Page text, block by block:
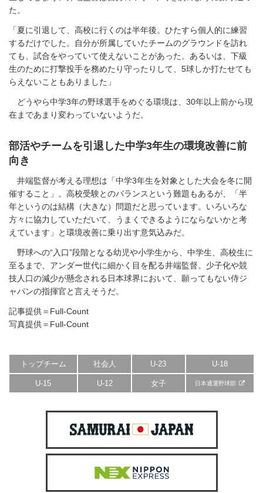
た。
「夏に引退して、高校に行くのは半年後。ひたすら個人的に練習
するだけでした。自分が所属していたチームのグラウンドを訪れ
ても、試合をやっていて使えないことがあった。あるいは、下級
生のために打撃投手を務めたり守ったりして、5球しか打たせても
らえないこともありました」
どうやら中学3年の野球選手をめぐる環境は、30年以上前から現
在まであまり変わっていないようだ。
部活やチームを引退した中学3年生の環境改善に前
向き
井端監督が考える理想は「中学3年生を対象とした大会を冬に開
催すること」。高校受験とのバランスという難題もあるが、「半
年というのは結構（大きな）問題だと思っています。いろいろな
方々に協力していただいて、うまくできるようにならないかと考
えています」と環境改善に乗り出す意気込みだ。
野球への“入口”段階となる幼児や小学生から、中学生、高校生に
至るまで、アンダー世代に細かく目を配る井端監督。少子化や競
技人口の減少が懸念される日本球界において、願ってもない侍ジ
ャパンの指揮官と言えそうだ。
記事提供＝Full-Count
写真提供＝Full-Count
トップチーム 社会人 U-23 U-18
U-15 U-12 女子 日本通運野球部